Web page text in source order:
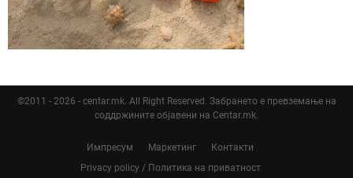
©2011 - 2026 - centar.mk. All Right Reserved. Забрането е превземање на
соддржините објавени на Centar.mk.
Импресум Маркетинг
Контакти
Privacy policy / Политика на приватност